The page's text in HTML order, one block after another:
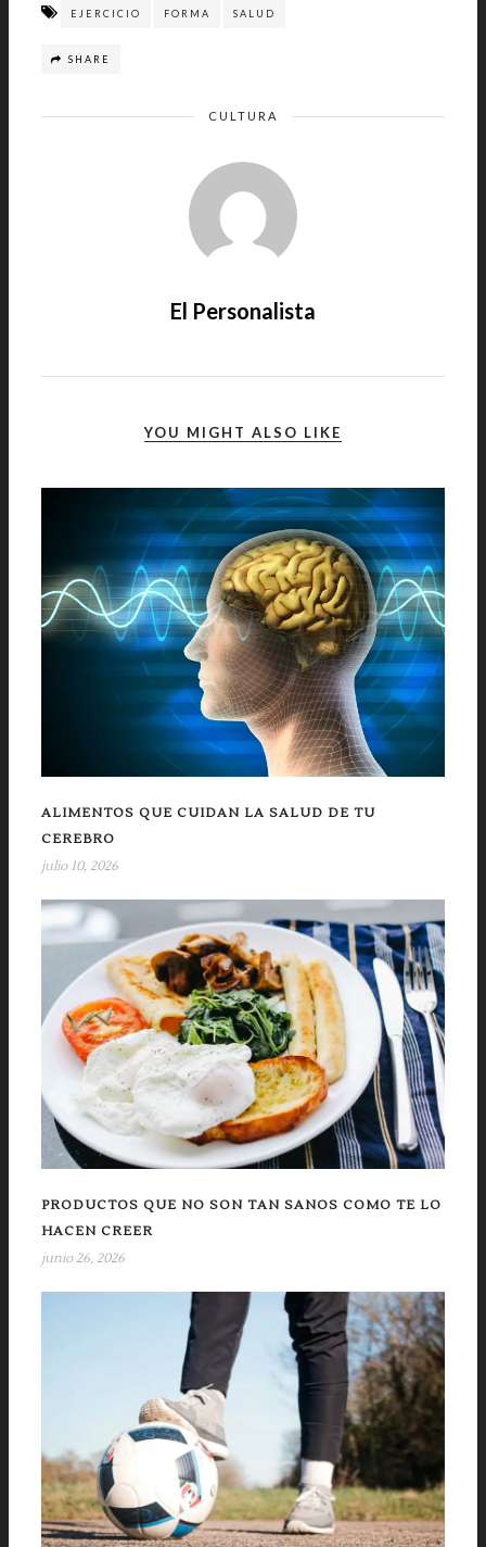
EJERCICIO FORMA SALUD
SHARE
CULTURA
El Personalista
YOU MIGHT ALSO LIKE
ALIMENTOS QUE CUIDAN LA SALUD DE TU
CEREBRO
julio 10, 2026
PRODUCTOS QUE NO SON TAN SANOS COMO TE LO
HACEN CREER
junio 26, 2026